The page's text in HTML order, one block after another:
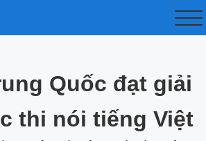
Quốc đạt giải
thi nói tiếng Việt